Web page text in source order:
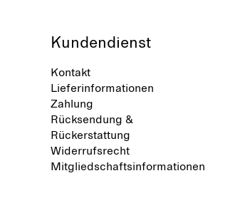
Kundendienst
Kontakt
Lieferinformationen
Zahlung
Rücksendung &
Rückerstattung
Widerrufsrecht
Mitgliedschaftsinformationen